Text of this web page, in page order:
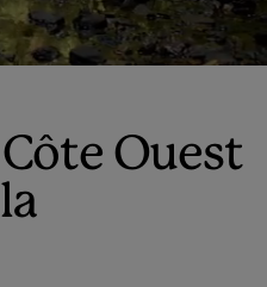
Ouest